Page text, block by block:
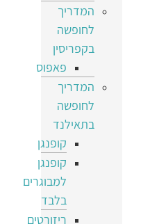
המדריך
לחופשה
בקפריסין
פאפוס
המדריך
לחופשה
בתאילנד
קופנגן
קופנגן
למבוגרים
בלבד
ריזורטים